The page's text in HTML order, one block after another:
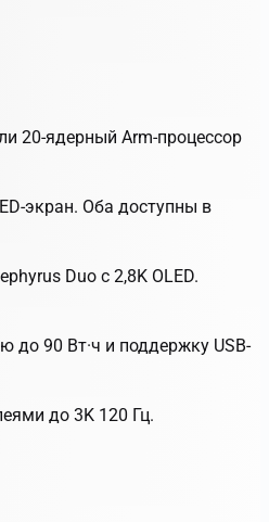
20-ядерный Arm-процессор
экран. Оба доступны в
Duo с 2,8K OLED.
до 90 Вт·ч и поддержку USB-
до 3K 120 Гц.